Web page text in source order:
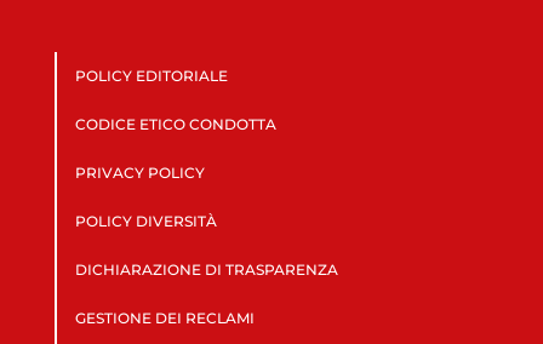
POLICY EDITORIALE
CODICE ETICO CONDOTTA
PRIVACY POLICY
POLICY DIVERSITÀ
DICHIARAZIONE DI TRASPARENZA
GESTIONE DEI RECLAMI